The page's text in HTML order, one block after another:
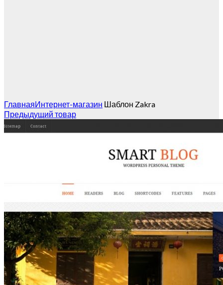
ГлавнаяИнтернет-магазин Шаблон Zakra
Предыдущий товар